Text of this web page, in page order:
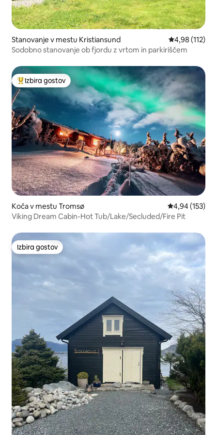
Stanovanje v mestu Kristiansund Povprečna
4,98 (112)
Sodobno stanovanje ob fjordu z vrtom in parkiriščem
Najbolj priljubljena prenočišča z značko »Izbira gostov«
Izbira gostov
Koča v mestu Tromsø Povprečna
4,94 (153)
Viking Dream Cabin-Hot Tub/Lake/Secluded/Fire Pit
Izbira gostov
Izbira gostov